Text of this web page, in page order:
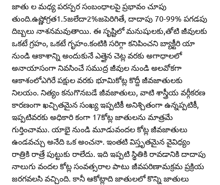
జాతు ల మధ్య పరస్పర సంబంధాలపై ప్రభావం చూపు
తుంది.ఉష్ణోగ్రత1.5జలేదా2%జపెరిగితే, దాదాపు 70-99% పగడపు
దిబ్బలు నాశనమవుతాయి. ఈ సృష్టిలో మనుషులకు,తోటి జీవులకు
ఒకటే గ్రహం, ఒకటే గృహం.కంటికి సరిగ్గా కనిపించని బ్యాక్టీరి యా
నుండి ఆకాశాన్ని అందుకునే ఎత్తైన చెట్ల వరకు అగాధాలలో
అనాయాసంగా నివసించే సముద్ర జీవుల నుండి అలవోకగా
ఆకాశంలోఎగిరే పక్షుల వరకు భూమికోట్ల కొద్దీ జీవజాతులకు
నిలయం. నిత్యం కనుగొనబడే జీవజాతులు, వాటి శాస్త్రీయ వర్గీకరణ
కారణంగా ఖచ్చితమైన సంఖ్య ఇప్పటికీ అనిశ్చితంగా ఉన్నప్పటికీ,
ఇప్పటివరకు అధికారి కంగా 17కోట్ల జాతులను మాత్రమే
గుర్తించాము. యాభై నుండి మూడువందల కోట్ల జీవజాతులు
ఉండవచ్చు అనేది ఒక అంచనా. ఇంతటి విస్తృతమైన వైవిధ్యం
రాత్రికి రాత్రే పుట్టుకు రాలేదు. ఇది ఇప్పటి స్థితికి రావడానికి దాదాపు
నాలుగు వందల కోట్ల సంవత్సరాల పాటు జీవపరిణామక్రమ ప్రక్రియ
జరగవలసి వచ్చింది. కానీ ఆకోట్లాది జాతులలో కొన్ని జాతులు